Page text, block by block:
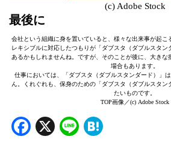
(c) Adobe Stock
最後に
会社という組織に身を置いていると、様々な出来事が起こ
レキシブルに対応したつもりが「ダブスタ（ダブルスタン
あるかもしれませんね。ですが、そのことが後に、大きな
場合もあります。
仕事においては、「ダブスタ（ダブルスタンダード）」
ん。くれぐれも、保身のための「ダブスタ（ダブルスタン
たいものです。
TOP画像／(c) Adobe Stock
Facebook
X Line